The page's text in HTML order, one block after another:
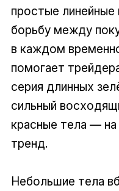
простые линейные
борьбу между
в каждом
помогает
серия длинных
сильный
красные тела —
тренд.
Небольшие тела